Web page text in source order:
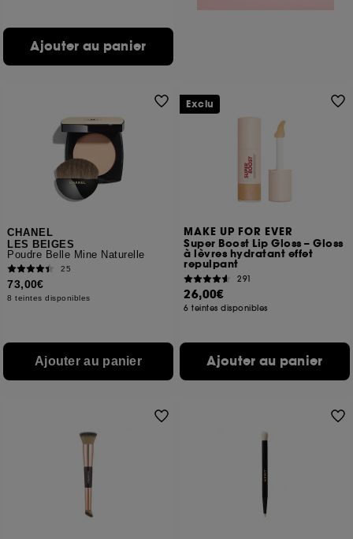
Ajouter au panier
CHANEL
LES BEIGES
Poudre Belle Mine Naturelle
25
73,00€
8 teintes disponibles
Ajouter au panier
MAKE UP FOR EVER
Super Boost Lip Gloss – Gloss
à lèvres hydratant effet
repulpant
291
26,00€
6 teintes disponibles
Ajouter au panier
Exclu